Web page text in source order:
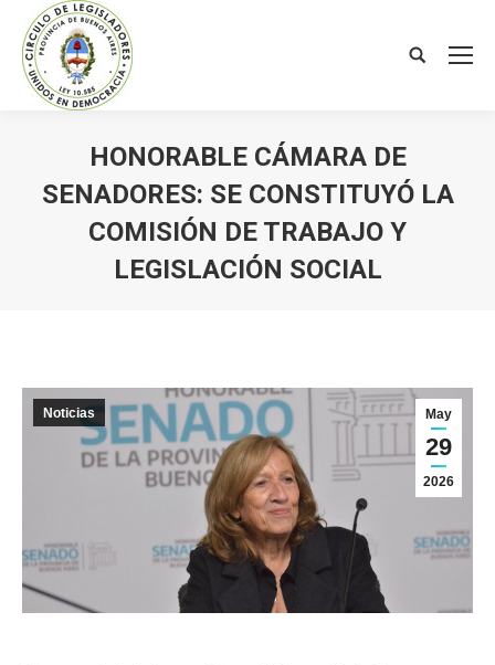
Search:
HONORABLE CÁMARA DE
SENADORES: SE CONSTITUYÓ LA
COMISIÓN DE TRABAJO Y
LEGISLACIÓN SOCIAL
May
29
2026
Noticias